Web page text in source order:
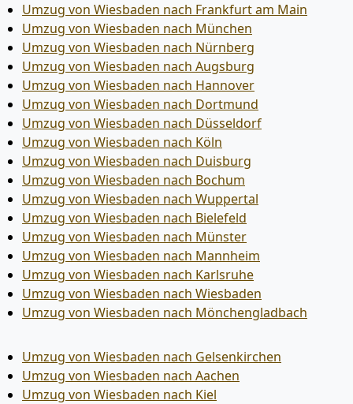
Umzug von Wiesbaden nach Frankfurt am Main
Umzug von Wiesbaden nach München
Umzug von Wiesbaden nach Nürnberg
Umzug von Wiesbaden nach Augsburg
Umzug von Wiesbaden nach Hannover
Umzug von Wiesbaden nach Dortmund
Umzug von Wiesbaden nach Düsseldorf
Umzug von Wiesbaden nach Köln
Umzug von Wiesbaden nach Duisburg
Umzug von Wiesbaden nach Bochum
Umzug von Wiesbaden nach Wuppertal
Umzug von Wiesbaden nach Bielefeld
Umzug von Wiesbaden nach Münster
Umzug von Wiesbaden nach Mannheim
Umzug von Wiesbaden nach Karlsruhe
Umzug von Wiesbaden nach Wiesbaden
Umzug von Wiesbaden nach Mönchen­gladbach
Umzug von Wiesbaden nach Gelsenkirchen
Umzug von Wiesbaden nach Aachen
Umzug von Wiesbaden nach Kiel